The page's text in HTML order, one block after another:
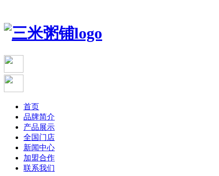
首页
品牌简介
产品展示
全国门店
新闻中心
加盟合作
联系我们